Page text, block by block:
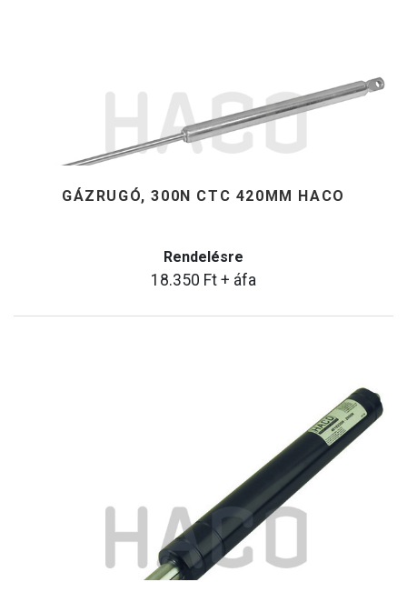
GÁZRUGÓ, 300N CTC 420MM HACO
Rendelésre
18.350 Ft + áfa